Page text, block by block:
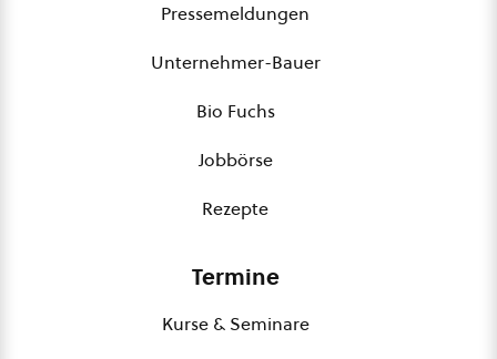
Pressemeldungen
Unternehmer-Bauer
Bio Fuchs
Jobbörse
Rezepte
Termine
Kurse & Seminare